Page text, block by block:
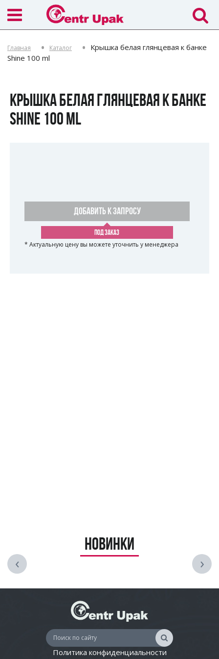
Главная Каталог
Крышка белая глянцевая к банке
Shine 100 ml
КРЫШКА БЕЛАЯ ГЛЯНЦЕВАЯ К БАНКЕ
SHINE 100 ML
ДОБАВИТЬ К ЗАПРОСУ
ПОД ЗАКАЗ
* Актуальную цену вы можете уточнить у менеджера
Новинки
‹ ›
Политика конфиденциальности